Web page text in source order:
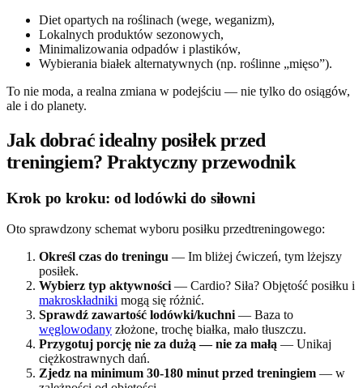
Diet opartych na roślinach (wege, weganizm),
Lokalnych produktów sezonowych,
Minimalizowania odpadów i plastików,
Wybierania białek alternatywnych (np. roślinne „mięso”).
To nie moda, a realna zmiana w podejściu — nie tylko do osiągów,
ale i do planety.
Jak dobrać idealny posiłek przed
treningiem? Praktyczny przewodnik
Krok po kroku: od lodówki do siłowni
Oto sprawdzony schemat wyboru posiłku przedtreningowego:
Określ czas do treningu — Im bliżej ćwiczeń, tym lżejszy
posiłek.
Wybierz typ aktywności — Cardio? Siła? Objętość posiłku i
makroskładniki mogą się różnić.
Sprawdź zawartość lodówki/kuchni — Baza to
węglowodany złożone, trochę białka, mało tłuszczu.
Przygotuj porcję nie za dużą — nie za małą — Unikaj
ciężkostrawnych dań.
Zjedz na minimum 30-180 minut przed treningiem — w